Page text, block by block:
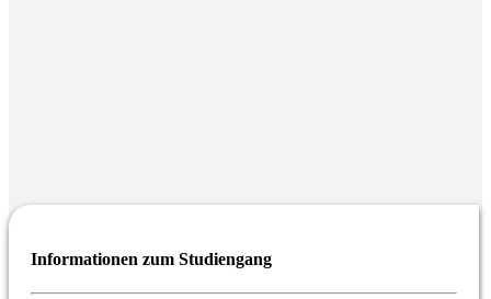
Informationen zum Studiengang